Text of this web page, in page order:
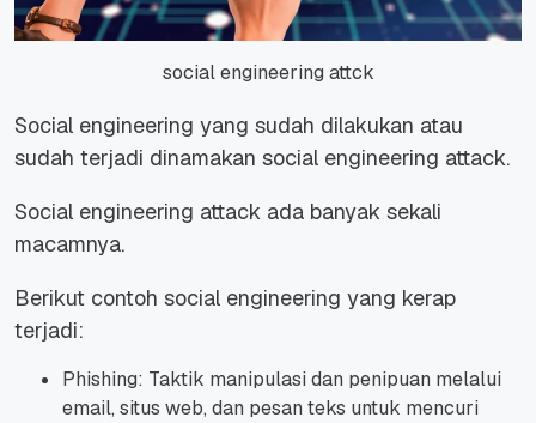
social engineering attck
Social engineering yang sudah dilakukan atau
sudah terjadi dinamakan social engineering attack.
Social engineering attack ada banyak sekali
macamnya.
Berikut contoh social engineering yang kerap
terjadi:
Phishing: Taktik manipulasi dan penipuan melalui
email, situs web, dan pesan teks untuk mencuri